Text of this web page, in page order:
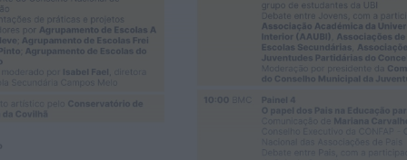
Nasce a Associação Atlética de Águeda
para relançar o andebol masculino no...